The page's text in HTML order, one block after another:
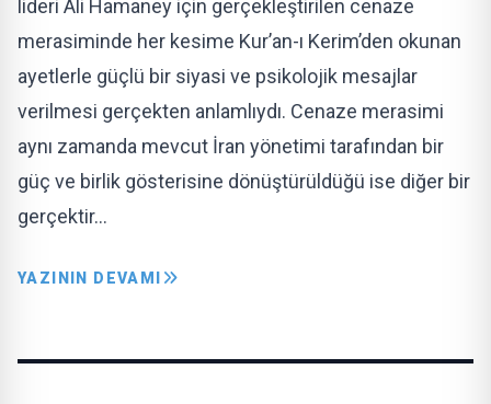
lideri Ali Hamaney için gerçekleştirilen cenaze
merasiminde her kesime Kur’an-ı Kerim’den okunan
ayetlerle güçlü bir siyasi ve psikolojik mesajlar
verilmesi gerçekten anlamlıydı. Cenaze merasimi
aynı zamanda mevcut İran yönetimi tarafından bir
güç ve birlik gösterisine dönüştürüldüğü ise diğer bir
gerçektir…
YAZININ DEVAMI